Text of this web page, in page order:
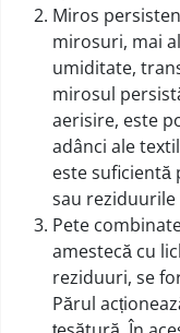
Miros
mirosuri, mai
umiditate,
mirosul
aerisire, este
adânci ale
este
sau
Pete
amestecă cu
reziduuri, se
Părul